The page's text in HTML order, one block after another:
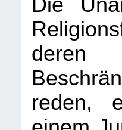
Die
deren
reden,